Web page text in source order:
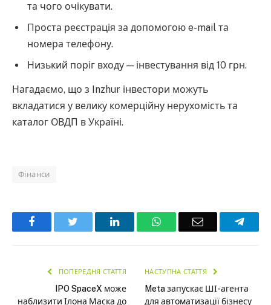
та чого очікувати.
Проста реєстрація за допомогою e-mail та
номера телефону.
Низький поріг входу — інвестування від 10 грн.
Нагадаємо, що з Inzhur інвестори можуть
вкладатися у велику комерційну нерухомість та
каталог ОВДП в Україні.
Фінанси
Facebook LinkedInWhatsAppEmail
ПОПЕРЕДНЯ СТАТТЯ
IPO SpaceX може
наблизити Ілона Маска до
НАСТУПНА СТАТТЯ
Meta запускає ШІ-агента
для автоматизації бізнесу